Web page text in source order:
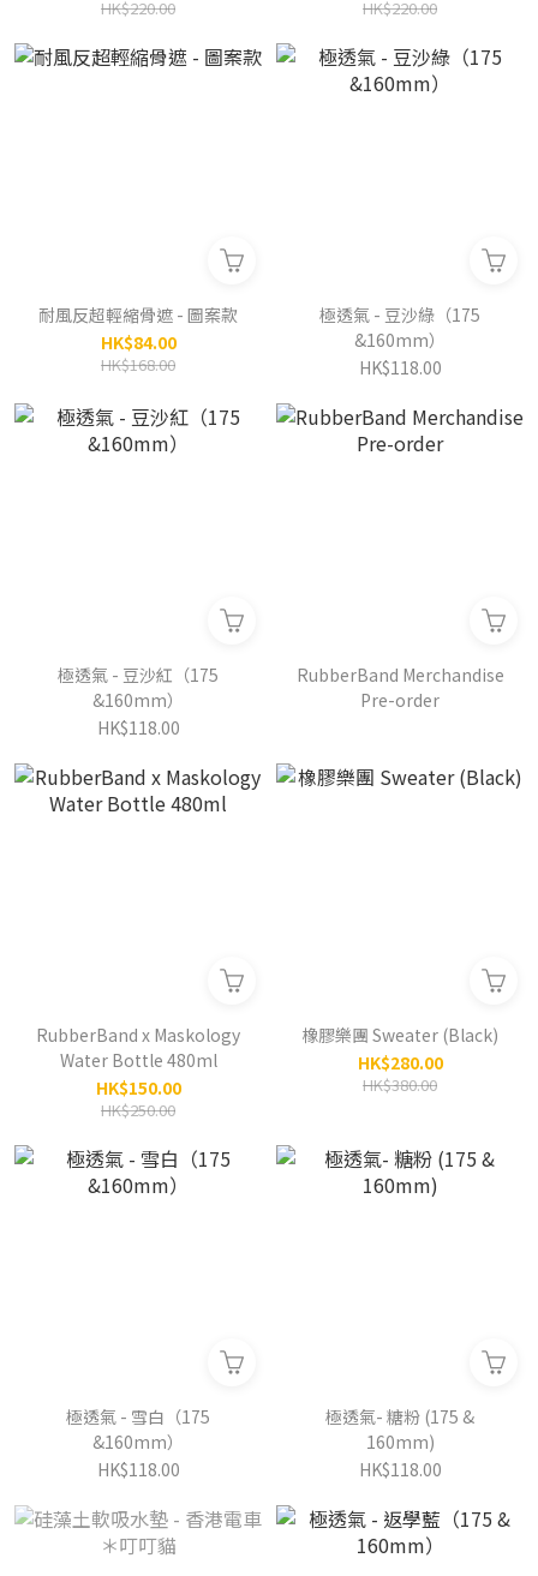
HK$220.00 HK$220.00
耐風反超輕縮骨遮 - 圖案款
HK$84.00
HK$168.00
極透氣 - 豆沙綠（175
&160mm）
HK$118.00
極透氣 - 豆沙紅（175
&160mm）
HK$118.00
RubberBand Merchandise
Pre-order
RubberBand x Maskology
Water Bottle 480ml
HK$150.00
HK$250.00
橡膠樂團 Sweater (Black)
HK$280.00
HK$380.00
極透氣 - 雪白（175
&160mm）
HK$118.00
極透氣- 糖粉 (175 &
160mm)
HK$118.00